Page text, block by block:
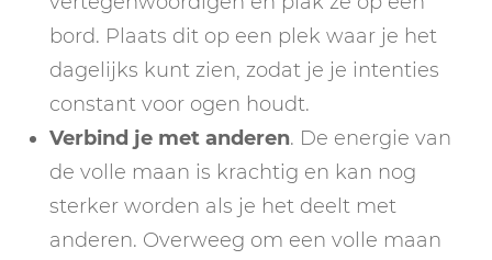
bord. Plaats dit op een plek waar je het
dagelijks kunt zien, zodat je je intenties
constant voor ogen houdt.
Verbind je met anderen. De energie van
de volle maan is krachtig en kan nog
sterker worden als je het deelt met
anderen. Overweeg om een volle maan